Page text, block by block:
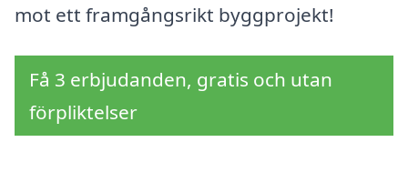
mot ett framgångsrikt byggprojekt!
Få 3 erbjudanden, gratis och utan
förpliktelser